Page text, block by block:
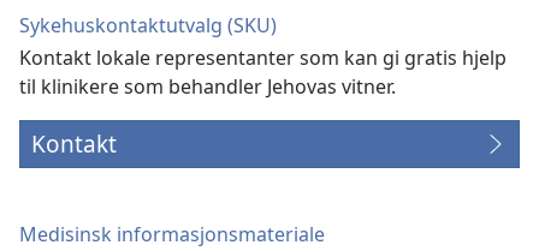
Sykehuskontaktutvalg (SKU)
Kontakt lokale representanter som kan gi gratis hjelp
til klinikere som behandler Jehovas vitner.
Kontakt
Medisinsk informasjonsmateriale